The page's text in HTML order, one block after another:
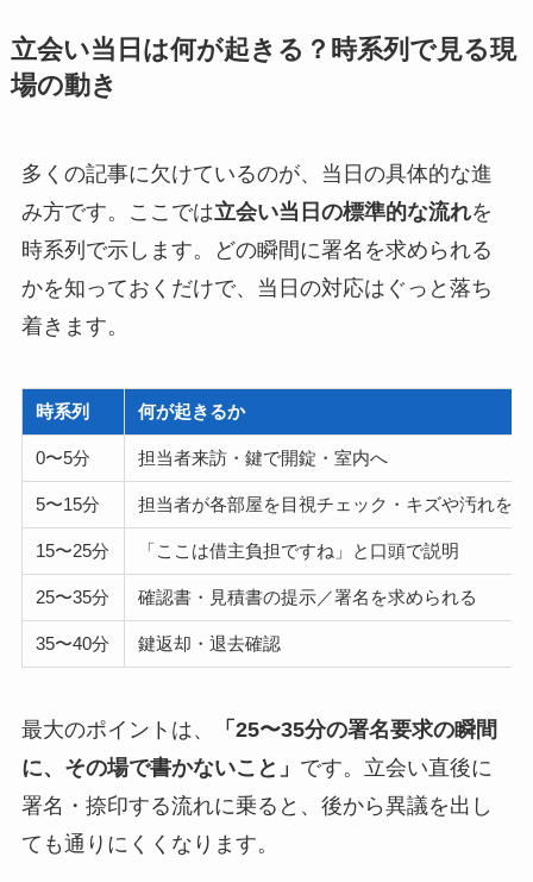
立会い当日は何が起きる？時系列で見る現
場の動き
多くの記事に欠けているのが、当日の具体的な進
み方です。ここでは立会い当日の標準的な流れを
時系列で示します。どの瞬間に署名を求められる
かを知っておくだけで、当日の対応はぐっと落ち
着きます。
時系列 何が起きるか
0〜5分 担当者来訪・鍵で開錠・室内へ
5〜15分 担当者が各部屋を目視チェック・キズや汚れを
15〜25分 「ここは借主負担ですね」と口頭で説明
25〜35分 確認書・見積書の提示／署名を求められる
35〜40分 鍵返却・退去確認
最大のポイントは、
「25〜35分の署名要求の瞬間
に、その場で書かないこと」 です。立会い直後に
署名・捺印する流れに乗ると、後から異議を出し
ても通りにくくなります。